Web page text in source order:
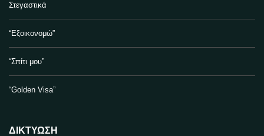
Στεγαστικά
“Εξοικονομώ”
“Σπίτι μου”
“Golden Visa”
ΔΙΚΤΥΩΣΗ